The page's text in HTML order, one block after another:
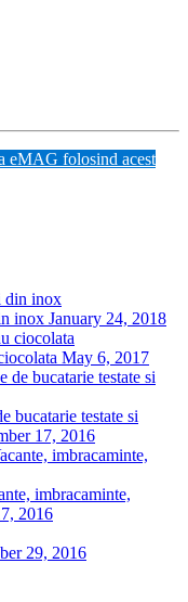
eMAG folosind acest
inox January 24, 2018
May 6, 2017
bucatarie testate si
17, 2016
imbracaminte,
2016
29, 2016